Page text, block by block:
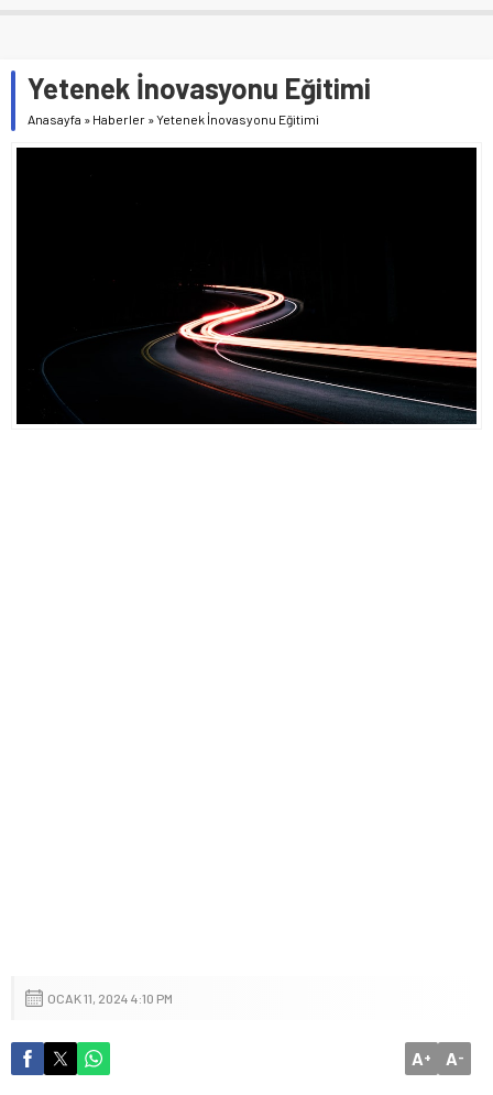
Yetenek İnovasyonu Eğitimi
Anasayfa » Haberler »Yetenek İnovasyonu Eğitimi
OCAK 11, 2024 4:10 PM
A+ A-